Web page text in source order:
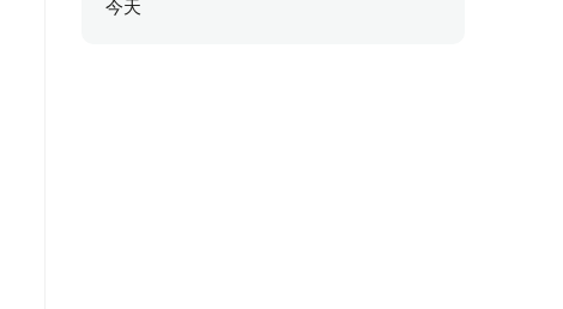
今天